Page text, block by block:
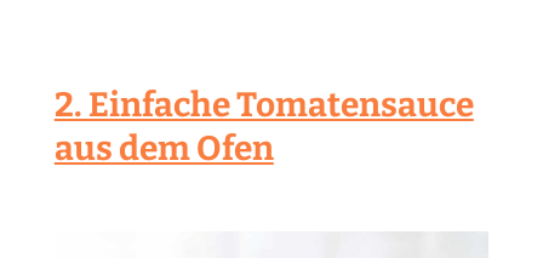
2. Einfache Tomatensauce
aus dem Ofen